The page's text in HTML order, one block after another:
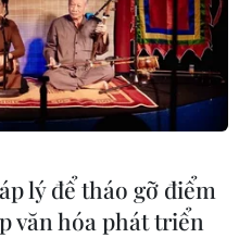
lý để tháo gỡ điểm
văn hóa phát triển